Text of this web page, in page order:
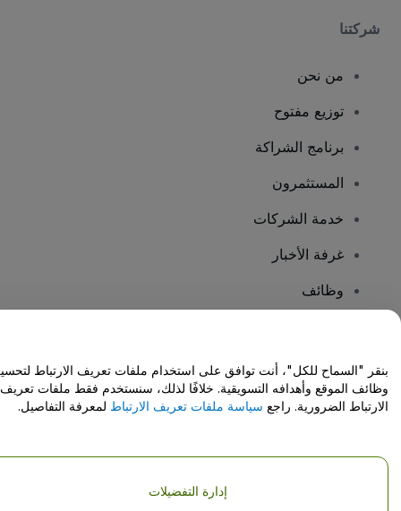
شركتنا
من نحن
توزيع مفتوح
برنامج الشراكة
المستثمرون
خدمة الشركات
غرفة الأخبار
وظائف
مركز المساعدة / اتصل بنا
حقوق النشر © شركة فياجوجو المحدودة 2026
تفاصيل الشركة
بنقر "السماح للكل"، أنت توافق على استخدام ملفات تعريف الارتباط
وظائف الموقع وأهدافه التسويقية. خلافًا لذلك، سنستخدم فقط ملفات تعريف
الارتباط الضرورية. راجع سياسة ملفات تعريف الارتباط لمعرفة التفاصيل.
إدارة التفضيلات